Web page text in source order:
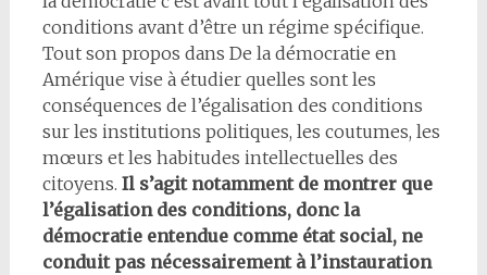
conditions avant d’être un régime spécifique.
Tout son propos dans De la démocratie en
Amérique vise à étudier quelles sont les
conséquences de l’égalisation des conditions
sur les institutions politiques, les coutumes, les
mœurs et les habitudes intellectuelles des
citoyens. Il s’agit notamment de montrer que
l’égalisation des conditions, donc la
démocratie entendue comme état social, ne
conduit pas nécessairement à l’instauration